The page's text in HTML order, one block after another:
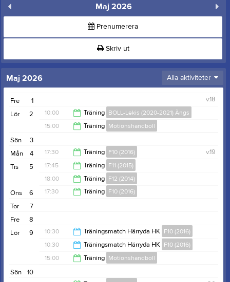
Maj 2026
Prenumerera
Skriv ut
Maj 2026 Alla aktiviteter
1
Fre
v.18
2
Lör 10:00 Träning BOLL-Lekis (2020-2021) Ängs
15:00 Träning Motionshandboll
17:00
3
Sön
4
Mån v.19
17:30 Träning F10 (2016)
19:15
5
Tis 17:45 Träning F11 (2015)
19:15
18:00 Träning F12 (2014)
6
Ons 17:30 Träning F10 (2016)
7
Tor
8
Fre
9
Lör 10:30 Träningsmatch Härryda HK F10 (2016)
12:30
10:30 Träningsmatch Härryda HK F10 (2016)
15:00 Träning Motionshandboll
10
Sön